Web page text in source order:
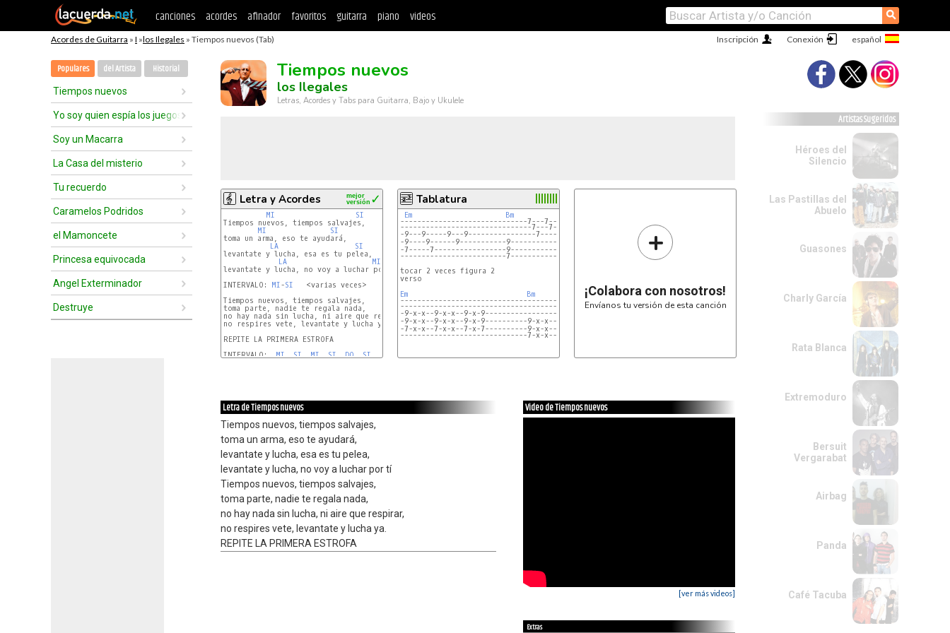
canciones acordes afinador favoritos guitarra piano videos ⚲
Acordes de Guitarra » I »los Ilegales » Tiempos nuevos (Tab) Conexión
Inscripción
Populares del Artista Historial
Tiempos nuevos
Yo soy quien espía los juegos de los niños
Soy un Macarra
La Casa del misterio
Tu recuerdo
Caramelos Podridos
el Mamoncete
Princesa equivocada
Angel Exterminador
Destruye
Tiempos nuevos
los Ilegales
Letras, Acordes y Tabs para Guitarra, Bajo y Ukulele
Letra y Acordes ✓
mejor
versión
MI
SI
Tiempos nuevos, tiempos salvajes,
MI
SI
toma un arma, eso te ayudará,
LA
SI
levantate y lucha, esa es tu pelea,
LA
MI
levantate y lucha, no voy a luchar por tí
INTERVALO: MI-SI
   <varias veces>
Tiempos nuevos, tiempos salvajes,
toma parte, nadie te regala nada,
no hay nada sin lucha, ni aire que respirar,
no respires vete, levantate y lucha ya.
REPITE LA PRIMERA ESTROFA
INTERVALO: MI SI MI SI DO SI DO RE
Tablatura
Em Bm
------------------------------7---7---7-------
-------------------------------7---7----------
-9----9------9-----------9--------------------
-------------------------7--------------------
tocar 2 veces figura 2
verso
Em
Bm
---------------------------------------------------
---------------------------------------------------
-9-x-x--9-x-x--9-x-9----------9-x-x--9-x-x--9-x-9--
------------------------------7-x-x--7-x-x--7-x-7--
+
¡Colabora con nosotros!
Envíanos tu versión de esta canción
Letra de Tiempos nuevos
Tiempos nuevos, tiempos salvajes,
toma un arma, eso te ayudará,
levantate y lucha, esa es tu pelea,
levantate y lucha, no voy a luchar por tí
Tiempos nuevos, tiempos salvajes,
toma parte, nadie te regala nada,
no hay nada sin lucha, ni aire que respirar,
no respires vete, levantate y lucha ya.
REPITE LA PRIMERA ESTROFA
Video de Tiempos nuevos
[ver más videos]
Extras
Artistas Sugeridos
Héroes del
Silencio
Las Pastillas del
Abuelo
Guasones
Charly García
Rata Blanca
Extremoduro
Bersuit
Vergarabat
Airbag
Panda
Café Tacuba